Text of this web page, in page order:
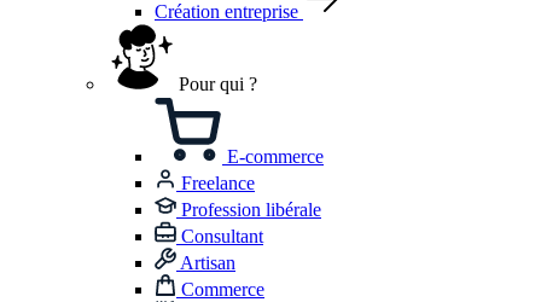
Création entreprise
Pour qui ?
E-commerce
Freelance
Profession libérale
Consultant
Artisan
Commerce